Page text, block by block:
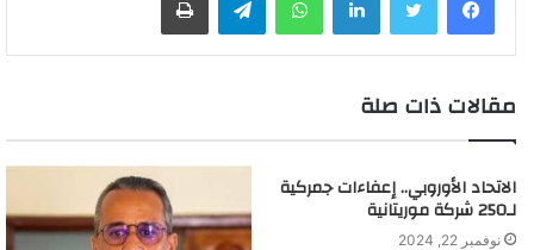
مقالات ذات صلة
الاتحاد الأوروبي.. إعفاءات جمركية
لـ250 شركة موريتانية
نوفمبر 22, 2024